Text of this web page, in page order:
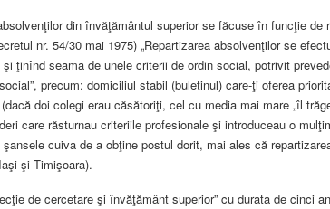
din învăţământul superior se făcuse în funcţie de
nr. 54/30 mai 1975) „Repartizarea absolvenţilor se
ţinînd seama de unele criterii de ordin social, potrivit
precum: domiciliul stabil (buletinul) care-ţi oferea
doi colegi erau căsătoriţi, cel cu media mai mare „îl
care răsturnau criteriile profesionale şi introduceau o
cuiva de a obţine postul dorit, mai ales că
şi Timişoara).
de cercetare şi învăţământ superior” cu durata de cinci